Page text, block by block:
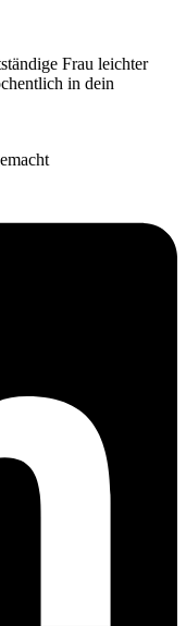
Frau leichter
in dein